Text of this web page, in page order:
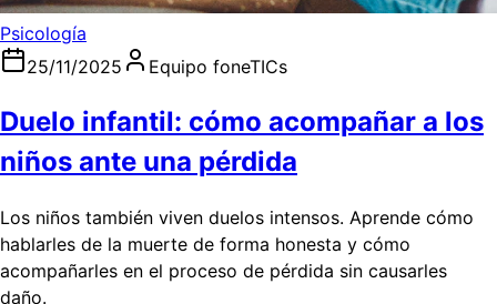
Psicología
25/11/2025
Equipo foneTICs
Duelo infantil: cómo acompañar a los
niños ante una pérdida
Los niños también viven duelos intensos. Aprende cómo
hablarles de la muerte de forma honesta y cómo
acompañarles en el proceso de pérdida sin causarles
daño.